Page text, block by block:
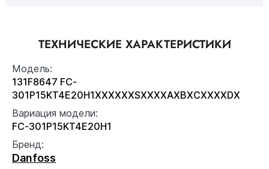
ТЕХНИЧЕСКИЕ ХАРАКТЕРИСТИКИ
Модель:
131F8647 FC-
301P15KT4E20H1XXXXXXSXXXXAXBXCXXXXDX
Вариация модели:
FC-301P15KT4E20H1
Бренд:
Danfoss